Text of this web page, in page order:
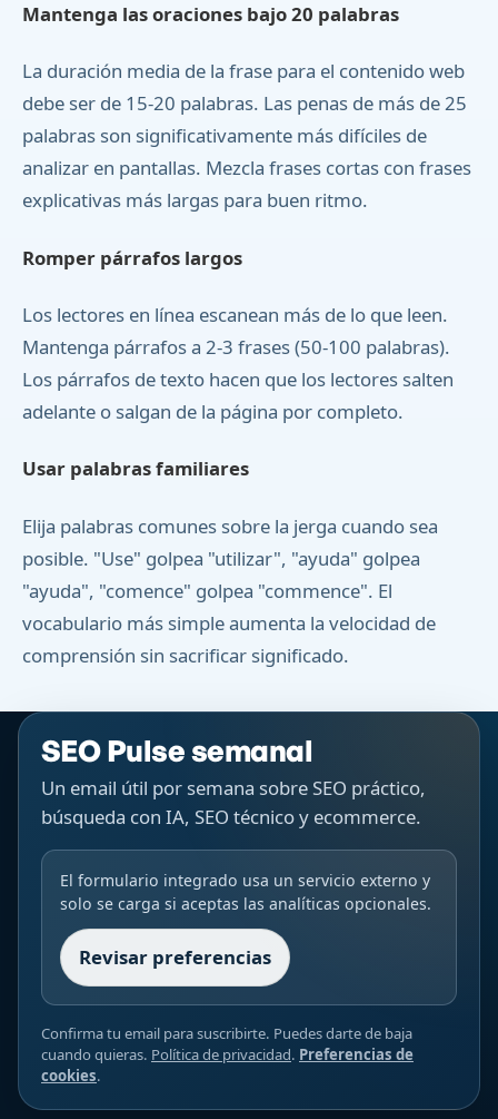
Mantenga las oraciones bajo 20 palabras
La duración media de la frase para el contenido web
debe ser de 15-20 palabras. Las penas de más de 25
palabras son significativamente más difíciles de
analizar en pantallas. Mezcla frases cortas con frases
explicativas más largas para buen ritmo.
Romper párrafos largos
Los lectores en línea escanean más de lo que leen.
Mantenga párrafos a 2-3 frases (50-100 palabras).
Los párrafos de texto hacen que los lectores salten
adelante o salgan de la página por completo.
Usar palabras familiares
Elija palabras comunes sobre la jerga cuando sea
posible. "Use" golpea "utilizar", "ayuda" golpea
"ayuda", "comence" golpea "commence". El
vocabulario más simple aumenta la velocidad de
comprensión sin sacrificar significado.
SEO Pulse semanal
Un email útil por semana sobre SEO práctico,
búsqueda con IA, SEO técnico y ecommerce.
El formulario integrado usa un servicio externo y
solo se carga si aceptas las analíticas opcionales.
Revisar preferencias
Confirma tu email para suscribirte. Puedes darte de baja
cuando quieras. Política de privacidad. Preferencias de
cookies.